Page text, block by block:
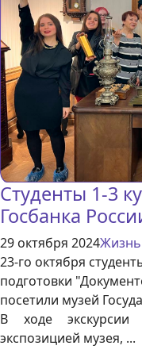
Студенты 1-3
Госбанка
29 октября 2024
23-го октября
подготовки
посетили музей
В ходе экскурсии
экспозицией музея, ...